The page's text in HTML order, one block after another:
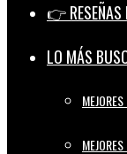
👉 RESEÑAS
LO MÁS